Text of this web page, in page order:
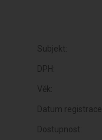
Subjekt:
DPH:
Věk:
Datum registrace:
Dostupnost: